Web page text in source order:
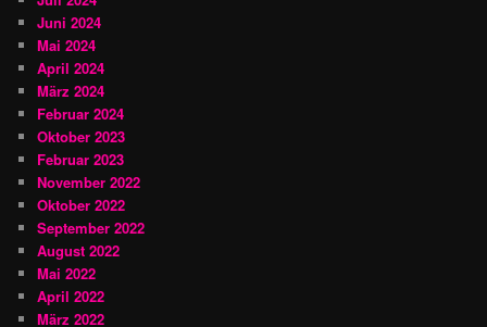
Juni 2024
Mai 2024
April 2024
März 2024
Februar 2024
Oktober 2023
Februar 2023
November 2022
Oktober 2022
September 2022
August 2022
Mai 2022
April 2022
März 2022